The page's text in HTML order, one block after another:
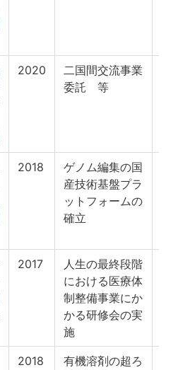
2020
二国間交流事業
委託 等
2018
ゲノム編集の国
産技術基盤プラ
ットフォームの
確立
2017
人生の最終段階
における医療体
制整備事業にか
かる研修会の実
施
2018
有機溶剤の超ろ